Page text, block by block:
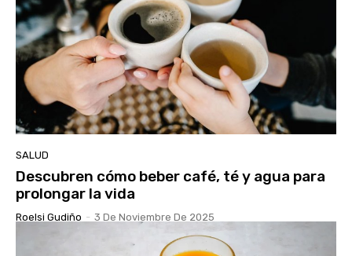
SALUD
Descubren cómo beber café, té y agua para
prolongar la vida
Roelsi Gudiño - 3 De Noviembre De 2025